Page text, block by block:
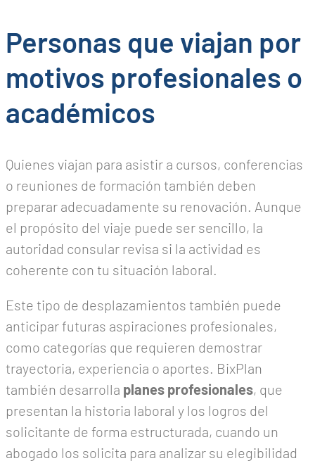
Personas que viajan por
motivos profesionales o
académicos
Quienes viajan para asistir a cursos, conferencias
o reuniones de formación también deben
preparar adecuadamente su renovación. Aunque
el propósito del viaje puede ser sencillo, la
autoridad consular revisa si la actividad es
coherente con tu situación laboral.
Este tipo de desplazamientos también puede
anticipar futuras aspiraciones profesionales,
como categorías que requieren demostrar
trayectoria, experiencia o aportes. BixPlan
también desarrolla planes profesionales, que
presentan la historia laboral y los logros del
solicitante de forma estructurada, cuando un
abogado los solicita para analizar su elegibilidad